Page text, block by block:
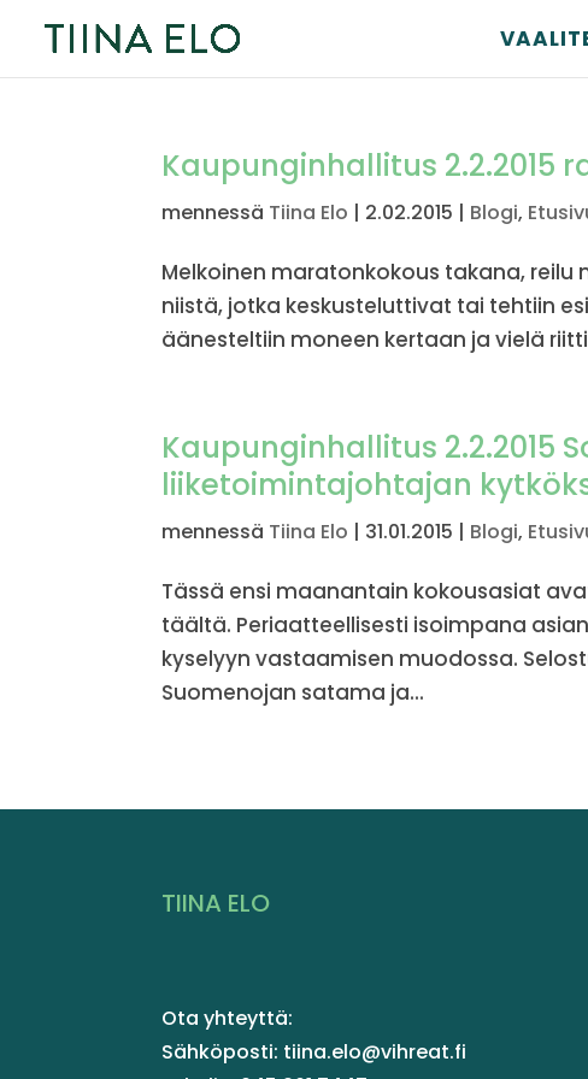
Kaupunginhallitus 2.2.2015
mennessä Tiina Elo | 2.02.2015 | Blogi,
Melkoinen maratonkokous takana,
niistä, jotka keskusteluttivat tai tehtiin
äänesteltiin moneen kertaan ja vielä
Kaupunginhallitus 2.2.2015
liiketoimintajohtajan
mennessä Tiina Elo | 31.01.2015 | Blogi,
Tässä ensi maanantain kokousasiat
täältä. Periaatteellisesti isoimpana
kyselyyn vastaamisen muodossa.
Suomenojan satama ja...
TIINA ELO
Ota yhteyttä:
Sähköposti: tiina.elo@vihreat.fi